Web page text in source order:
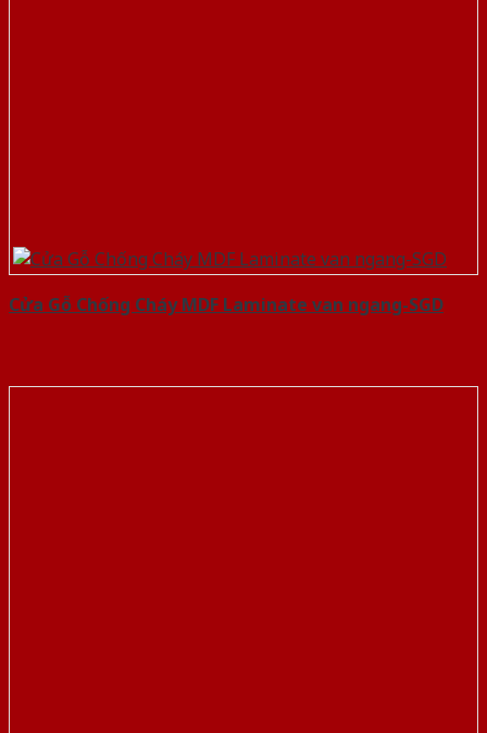
Cửa Gỗ Chống Cháy MDF Laminate van ngang-SGD